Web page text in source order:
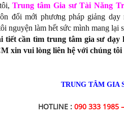
Trung tâm Gia sư Tài Năng
đổi mới phương pháp giảng dạy
nguyện làm hết sức mình mang lại
tiết cầntìm trung tâm gia sư dạy
xin vui lòng liên hệ với chúng
TRUNG TÂM GIA
HOTLINE : 090 333 1985